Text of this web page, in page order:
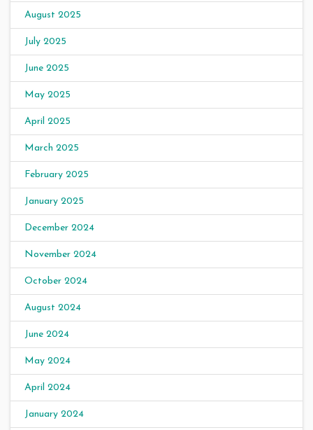
August 2025
July 2025
June 2025
May 2025
April 2025
March 2025
February 2025
January 2025
December 2024
November 2024
October 2024
August 2024
June 2024
May 2024
April 2024
January 2024